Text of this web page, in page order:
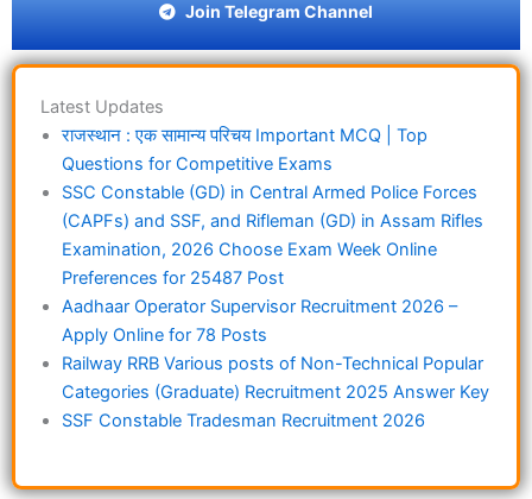
Join Telegram Channel
Latest Updates
राजस्थान : एक सामान्य परिचय Important MCQ | Top
Questions for Competitive Exams
SSC Constable (GD) in Central Armed Police Forces
(CAPFs) and SSF, and Rifleman (GD) in Assam Rifles
Examination, 2026 Choose Exam Week Online
Preferences for 25487 Post
Aadhaar Operator Supervisor Recruitment 2026 –
Apply Online for 78 Posts
Railway RRB Various posts of Non-Technical Popular
Categories (Graduate) Recruitment 2025 Answer Key
SSF Constable Tradesman Recruitment 2026